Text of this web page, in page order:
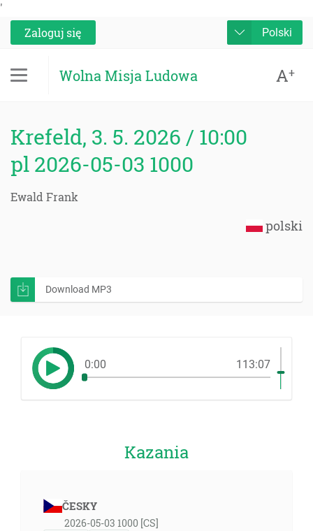
'
Zaloguj się
Polski
Wolna Misja Ludowa A+
Krefeld, 3. 5. 2026 / 10:00
pl 2026-05-03 1000
Ewald Frank
polski
Download MP3
0:00 113:07
Kazania
ČESKY
2026-05-03 1000 [CS]